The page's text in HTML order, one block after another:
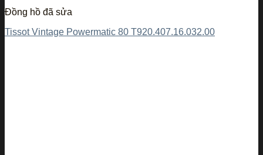
Đồng hồ đã sửa
Tissot Vintage Powermatic 80 T920.407.16.032.00